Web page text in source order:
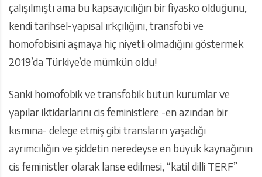
çalışılmıştı ama bu kapsayıcılığın bir fiyasko olduğunu,
kendi tarihsel-yapısal ırkçılığını, transfobi ve
homofobisini aşmaya hiç niyetli olmadığını göstermek
2019’da Türkiye’de mümkün oldu!
Sanki homofobik ve transfobik bütün kurumlar ve
yapılar iktidarlarını cis feministlere -en azından bir
kısmına- delege etmiş gibi transların yaşadığı
ayrımcılığın ve şiddetin neredeyse en büyük kaynağının
cis feministler olarak lanse edilmesi, “katil dilli TERF”